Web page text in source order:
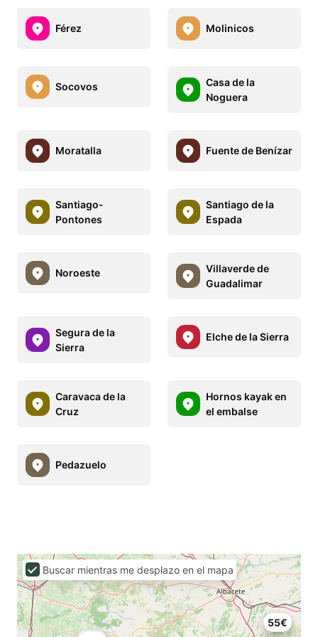
Férez Molinicos
Socovos
Casa de la
Noguera
Moratalla Fuente de Benízar
Santiago-
Pontones
Santiago de la
Espada
Noroeste
Villaverde de
Guadalimar
Segura de la
Sierra
Elche de la Sierra
Caravaca de la
Cruz
Hornos kayak en
el embalse
Pedazuelo
55€
Buscar mientras me desplazo en el mapa